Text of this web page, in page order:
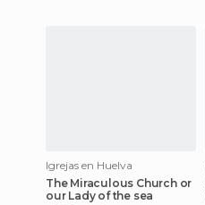
Igrejas en Huelva
The Miraculous Church or
our Lady of the sea